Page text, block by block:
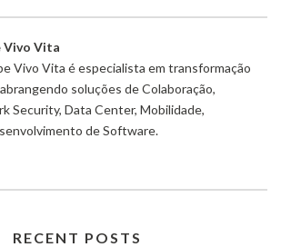
Vivo Vita
Vivo Vita é especialista em transformação
soluções de Colaboração,
Security, Data Center, Mobilidade,
de Software.
RECENT POSTS